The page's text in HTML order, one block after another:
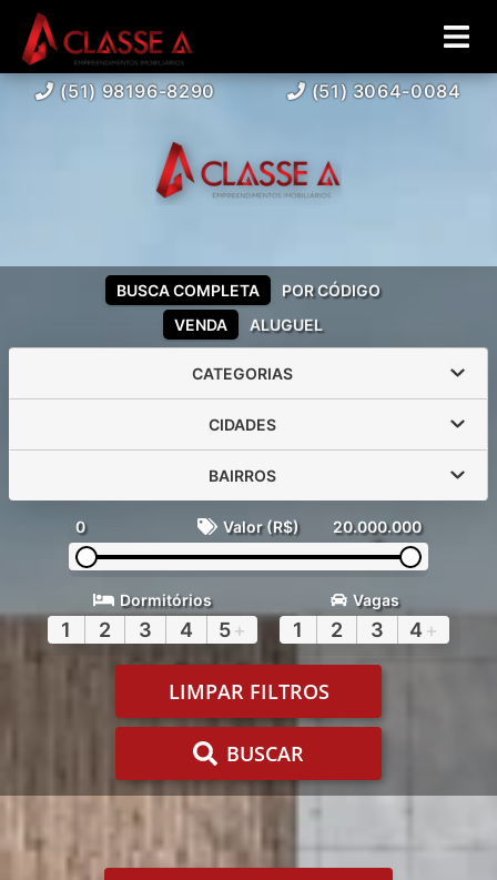
(51) 98196-8290 (51) 3064-0084
VENDA ALUGUEL
BUSCA COMPLETA POR CÓDIGO
CATEGORIAS
CIDADES
BAIRROS
0 Valor (R$) 20.000.000
Dormitórios
1 2 3 4 5+
Vagas
1 2 3 4 +
LIMPAR FILTROS
BUSCAR